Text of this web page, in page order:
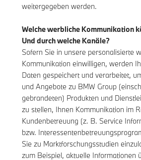
weitergegeben werden.
Welche werbliche Kommunikation
Und durch welche Kanäle?
Sofern Sie in unsere personalisierte
Kommunikation einwilligen, werden
Daten gespeichert und verarbeitet,
und Angebote zu BMW Group
gebrandeten) Produkten und
zu stellen, Ihnen Kommunikation im
Kundenbetreuung (z. B. Service
bzw.
Sie zu Marktforschungsstudien
zum Beispiel, aktuelle Informationen